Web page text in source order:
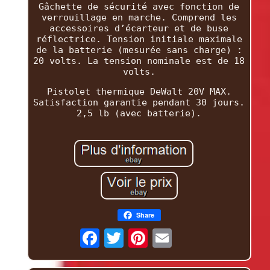
Gâchette de sécurité avec fonction de
verrouillage en marche. Comprend les
accessoires d’écarteur et de buse
réflectrice. Tension initiale maximale
de la batterie (mesurée sans charge) :
20 volts. La tension nominale est de 18
volts.
Pistolet thermique DeWalt 20V MAX.
Satisfaction garantie pendant 30 jours.
2,5 lb (avec batterie).
Share